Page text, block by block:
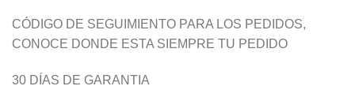
CÓDIGO DE SEGUIMIENTO PARA LOS PEDIDOS,
CONOCE DONDE ESTA SIEMPRE TU PEDIDO
30 DÍAS DE GARANTIA